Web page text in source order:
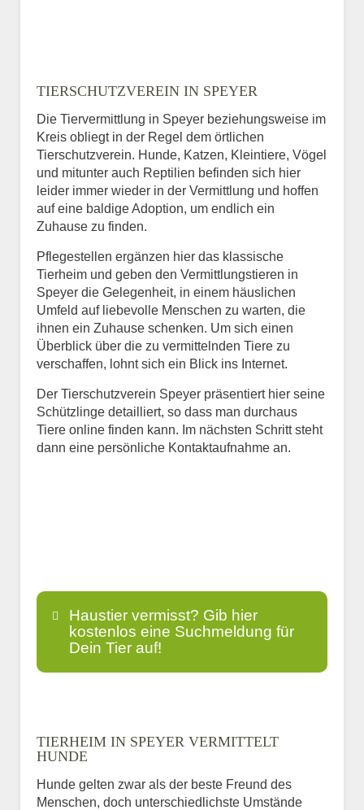
TIERSCHUTZVEREIN IN SPEYER
Die Tiervermittlung in Speyer beziehungsweise im
Kreis obliegt in der Regel dem örtlichen
Tierschutzverein. Hunde, Katzen, Kleintiere, Vögel
und mitunter auch Reptilien befinden sich hier
leider immer wieder in der Vermittlung und hoffen
auf eine baldige Adoption, um endlich ein
Zuhause zu finden.
Pflegestellen ergänzen hier das klassische
Tierheim und geben den Vermittlungstieren in
Speyer die Gelegenheit, in einem häuslichen
Umfeld auf liebevolle Menschen zu warten, die
ihnen ein Zuhause schenken. Um sich einen
Überblick über die zu vermittelnden Tiere zu
verschaffen, lohnt sich ein Blick ins Internet.
Der Tierschutzverein Speyer präsentiert hier seine
Schützlinge detailliert, so dass man durchaus
Tiere online finden kann. Im nächsten Schritt steht
dann eine persönliche Kontaktaufnahme an.
Haustier vermisst? Gib hier
kostenlos eine Suchmeldung für
Dein Tier auf!
E-Mail*
TIERHEIM IN SPEYER VERMITTELT
HUNDE
Hunde gelten zwar als der beste Freund des
Menschen, doch unterschiedlichste Umstände